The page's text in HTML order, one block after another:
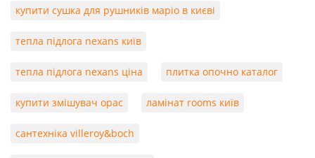
купити сушка для рушників маріо в києві
тепла підлога nexans київ
тепла підлога nexans ціна плитка опочно каталог
купити змішувач орас ламінат rooms київ
сантехніка villeroy&boch